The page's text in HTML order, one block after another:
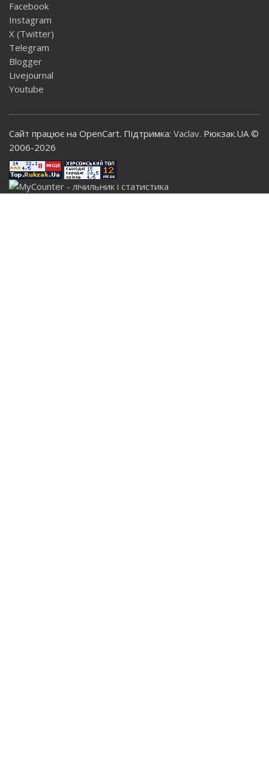
Facebook
Instagram
X (Twitter)
Telegram
Blogger
Livejournal
Youtube
Сайт працює на OpenCart. Підтримка: Vaclav. Рюкзак.UA ©
2006-2026